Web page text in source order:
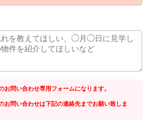
問い合わせ専用フォームになります。
お問い合わせは下記の連絡先までお願い致しま